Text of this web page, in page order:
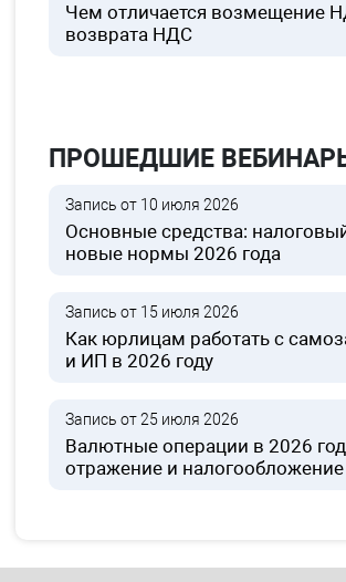
Чем отличается возмещение
возврата НДС
ПРОШЕДШИЕ
Запись от 10 июля 2026
Основные средства:
новые нормы 2026 года
Запись от 15 июля 2026
Как юрлицам работать с
и ИП в 2026 году
Запись от 25 июля 2026
Валютные операции в 2026
отражение и налогообложение